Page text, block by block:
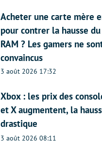
Acheter une carte mère
pour contrer la hausse
RAM ? Les gamers ne
convaincus
3 août 2026 17:32
Xbox : les prix des
et X augmentent, la
drastique
3 août 2026 08:11